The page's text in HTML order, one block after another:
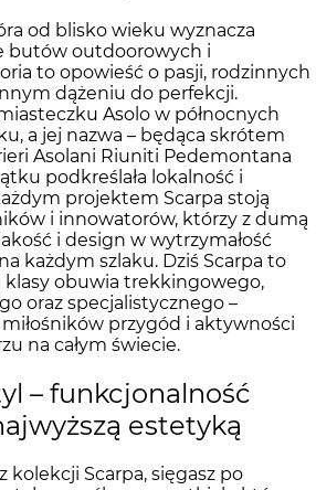
od blisko wieku wyznacza
butów outdoorowych i
to opowieść o pasji, rodzinnych
dążeniu do perfekcji.
Asolo w północnych
a jej nazwa – będąca skrótem
Asolani Riuniti Pedemontana
podkreślała lokalność i
projektem Scarpa stoją
i innowatorów, którzy z dumą
i design w wytrzymałość
każdym szlaku. Dziś Scarpa to
klasy obuwia trekkingowego,
oraz specjalistycznego –
przygód i aktywności
na całym świecie.
– funkcjonalność
estetyką
kolekcji Scarpa, sięgasz po